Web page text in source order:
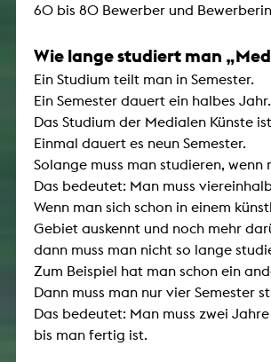
60 bis 80 Bewerber und
Wie lange studiert man
Ein Studium teilt man in Semester.
Ein Semester dauert ein halbes Jahr.
Das Studium der Medialen Künste
Einmal dauert es neun Semester.
Solange muss man studieren,
Das bedeutet: Man muss
Wenn man sich schon in einem
Gebiet auskennt und noch mehr
dann muss man nicht so lange
Zum Beispiel hat man schon ein
Dann muss man nur vier Semester
Das bedeutet: Man muss zwei
bis man fertig ist.